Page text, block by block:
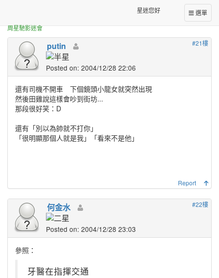
選單
星迷您好
周星馳影迷會
功夫好笑的在那裡-做夢都會笑
#21樓
putin
Posted on: 2004/12/28 22:06
還有司機不開車 下個鏡頭小龍女就突然出現
然後田雞說這樣會吵到街坊...
那段很好笑：D
還有「別以為帥就不打你」
「很明顯那個人就是我」「看來不是他」
Report
#22樓
何金水
Posted on: 2004/12/28 23:03
參照：
牙醫在指揮交通